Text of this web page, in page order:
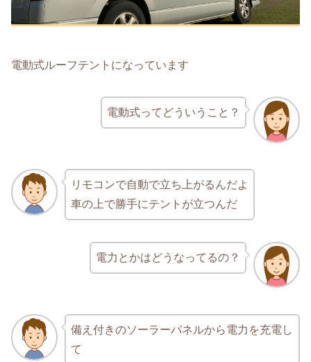
電動式ルーフテントになっています
電動式ってどういうこと？
リモコンで自動で立ち上がるんだよ
車の上で勝手にテントが立つんだ
電力とかはどうなってるの？
備え付きのソーラーパネルから電力を充電し
て